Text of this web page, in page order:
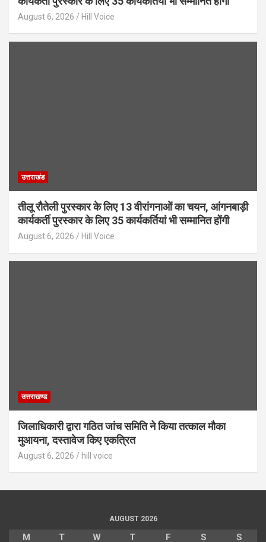
August 6, 2026 Hill Voice
उत्तराखंड
तीलू रौतेली पुरस्कार के लिए 13 वीरांगनाओं का चयन, आंगनबाड़ी
कार्यकर्ती पुरस्कार के लिए 35 कार्यकर्तियां भी सम्मानित होंगी
August 6, 2026 Hill Voice
उत्तराखण्ड
जिलाधिकारी द्वारा गठित जांच समिति ने किया तत्काल मौका
मुआयना, दस्तावेज किए एकत्रित
August 6, 2026 hill voice
AUGUST 2026
M T W T F S S